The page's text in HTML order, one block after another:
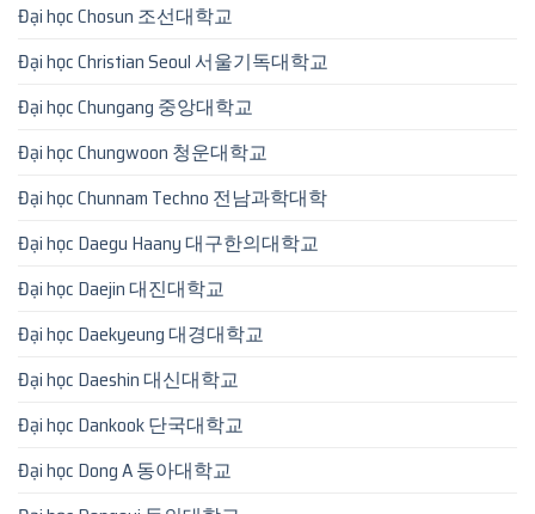
Đại học Chosun 조선대학교
Đại học Christian Seoul 서울기독대학교
Đại học Chungang 중앙대학교
Đại học Chungwoon 청운대학교
Đại học Chunnam Techno 전남과학대학
Đại học Daegu Haany 대구한의대학교
Đại học Daejin 대진대학교
Đại học Daekyeung 대경대학교
Đại học Daeshin 대신대학교
Đại học Dankook 단국대학교
Đại học Dong A 동아대학교